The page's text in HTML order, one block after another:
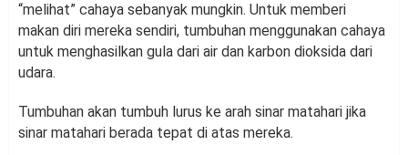
“melihat” cahaya sebanyak mungkin. Untuk memberi
makan diri mereka sendiri, tumbuhan menggunakan cahaya
untuk menghasilkan gula dari air dan karbon dioksida dari
udara.
Tumbuhan akan tumbuh lurus ke arah sinar matahari jika
sinar matahari berada tepat di atas mereka.